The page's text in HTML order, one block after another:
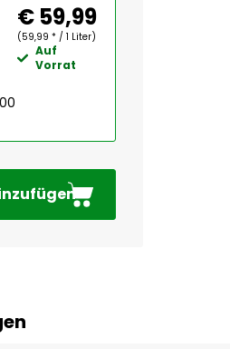
€ 59,99
(59,99 * / 1 Liter)
Auf
Vorrat